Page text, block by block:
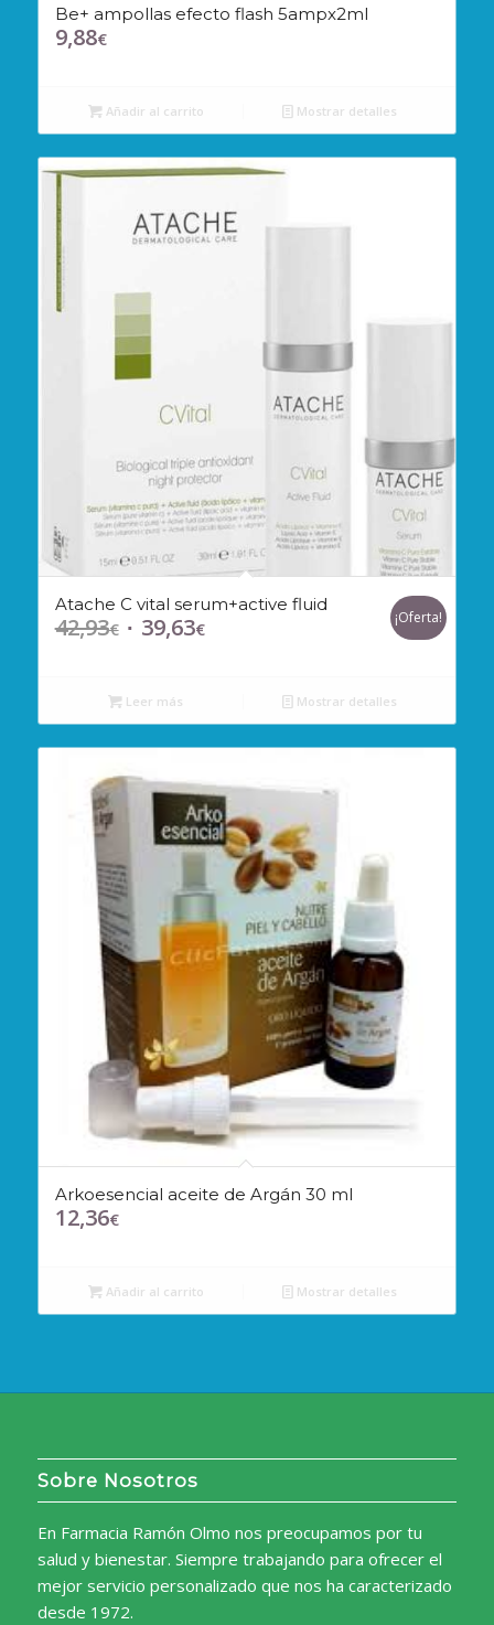
Be+ ampollas efecto flash 5ampx2ml
9,88€
Añadir al carrito Mostrar detalles
Atache C vital serum+active fluid
42,93€ El
era:
39,63€El
¡Oferta!
Leer más Mostrar detalles
Arkoesencial aceite de Argán 30 ml
12,36€
Añadir al carrito Mostrar detalles
Sobre Nosotros
En Farmacia Ramón Olmo nos preocupamos por tu
salud y bienestar. Siempre trabajando para ofrecer el
mejor servicio personalizado que nos ha caracterizado
desde 1972.